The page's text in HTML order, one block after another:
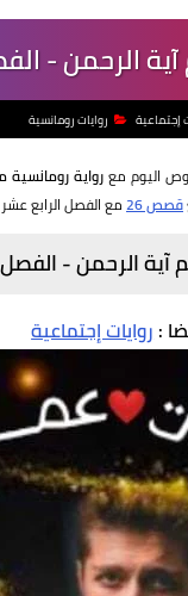
الرحمن -
إجتماعية روايات رومانسية
اليوم معرواية رومانسية
قصص 26 مع الفصل الرابع
آية الرحمن -
: روايات إجتماعية